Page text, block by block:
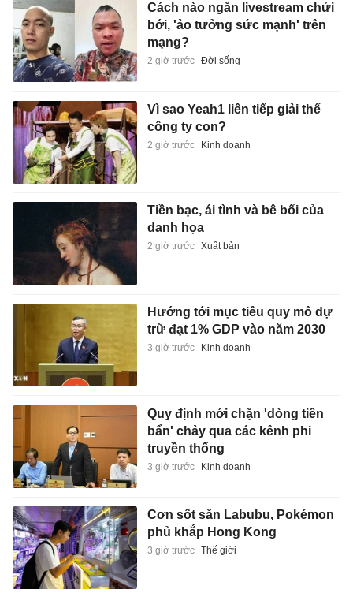
Cách nào ngăn livestream chửi
bới, 'ảo tưởng sức mạnh' trên
mạng?
2 giờ trước Đời sống
Vì sao Yeah1 liên tiếp giải thể
công ty con?
2 giờ trước Kinh doanh
Tiền bạc, ái tình và bê bối của
danh họa
2 giờ trước Xuất bản
Hướng tới mục tiêu quy mô dự
trữ đạt 1% GDP vào năm 2030
3 giờ trước Kinh doanh
Quy định mới chặn 'dòng tiền
bẩn' chảy qua các kênh phi
truyền thống
3 giờ trước Kinh doanh
Cơn sốt săn Labubu, Pokémon
phủ khắp Hong Kong
3 giờ trước Thế giới